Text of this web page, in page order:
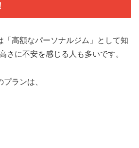
「高額なパーソナルジム」として知
さに不安を感じる人も多いです。
ランは、